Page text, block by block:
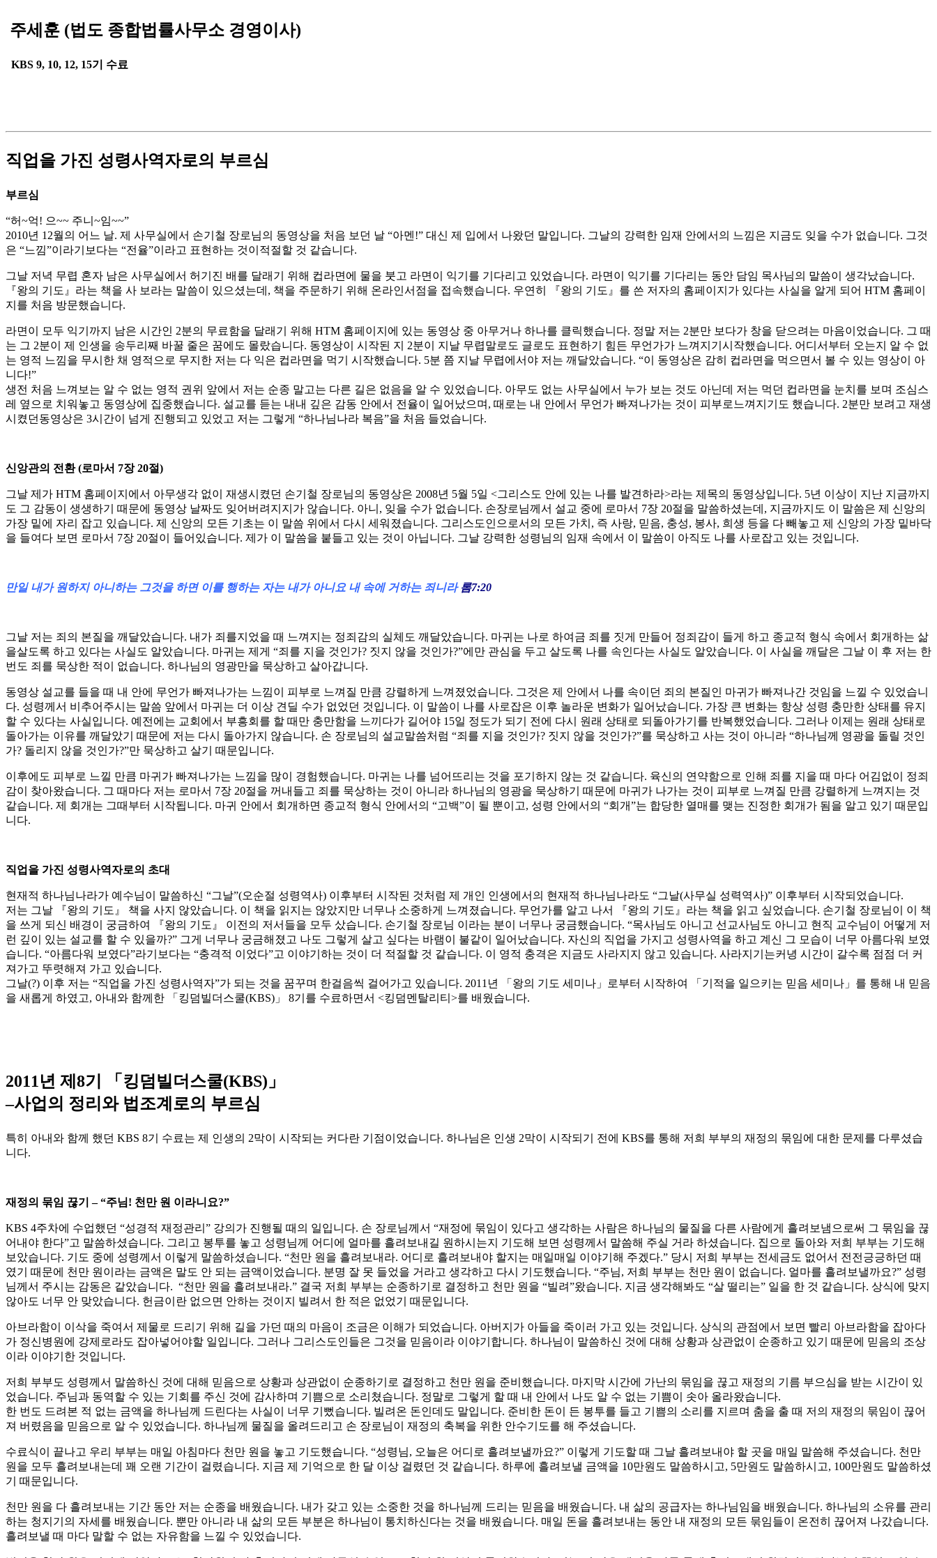
주세훈 (법도 종합법률사무소 경영이사)
KBS 9, 10, 12, 15기 수료
직업을 가진 성령사역자로의 부르심
부르심
“허~억! 으~~ 주니~임~~”
2010년 12월의 어느 날. 제 사무실에서 손기철 장로님의 동영상을 처음 보던 날 “아멘!” 대신 제 입에서 나왔던 말입니다. 그날의 강력한 임재 안에서의 느낌은 지금도 잊을 수가 없습니다. 그것
은 “느낌”이라기보다는 “전율”이라고 표현하는 것이적절할 것 같습니다.
그날 저녁 무렵 혼자 남은 사무실에서 허기진 배를 달래기 위해 컵라면에 물을 붓고 라면이 익기를 기다리고 있었습니다. 라면이 익기를 기다리는 동안 담임 목사님의 말씀이 생각났습니다.
『왕의 기도』라는 책을 사 보라는 말씀이 있으셨는데, 책을 주문하기 위해 온라인서점을 접속했습니다. 우연히 『왕의 기도』를 쓴 저자의 홈페이지가 있다는 사실을 알게 되어 HTM 홈페이
지를 처음 방문했습니다.
라면이 모두 익기까지 남은 시간인 2분의 무료함을 달래기 위해 HTM 홈페이지에 있는 동영상 중 아무거나 하나를 클릭했습니다. 정말 저는 2분만 보다가 창을 닫으려는 마음이었습니다. 그 때
는 그 2분이 제 인생을 송두리째 바꿀 줄은 꿈에도 몰랐습니다. 동영상이 시작된 지 2분이 지날 무렵말로도 글로도 표현하기 힘든 무언가가 느껴지기시작했습니다. 어디서부터 오는지 알 수 없
는 영적 느낌을 무시한 채 영적으로 무지한 저는 다 익은 컵라면을 먹기 시작했습니다. 5분 쯤 지날 무렵에서야 저는 깨달았습니다. “이 동영상은 감히 컵라면을 먹으면서 볼 수 있는 영상이 아
니다!”
생전 처음 느껴보는 알 수 없는 영적 권위 앞에서 저는 순종 말고는 다른 길은 없음을 알 수 있었습니다. 아무도 없는 사무실에서 누가 보는 것도 아닌데 저는 먹던 컵라면을 눈치를 보며 조심스
레 옆으로 치워놓고 동영상에 집중했습니다. 설교를 듣는 내내 깊은 감동 안에서 전율이 일어났으며, 때로는 내 안에서 무언가 빠져나가는 것이 피부로느껴지기도 했습니다. 2분만 보려고 재생
시켰던동영상은 3시간이 넘게 진행되고 있었고 저는 그렇게 “하나님나라 복음”을 처음 들었습니다.
신앙관의 전환 (로마서 7장 20절)
그날 제가 HTM 홈페이지에서 아무생각 없이 재생시켰던 손기철 장로님의 동영상은 2008년 5월 5일 <그리스도 안에 있는 나를 발견하라>라는 제목의 동영상입니다. 5년 이상이 지난 지금까지
도 그 감동이 생생하기 때문에 동영상 날짜도 잊어버려지지가 않습니다. 아니, 잊을 수가 없습니다. 손장로님께서 설교 중에 로마서 7장 20절을 말씀하셨는데, 지금까지도 이 말씀은 제 신앙의
가장 밑에 자리 잡고 있습니다. 제 신앙의 모든 기초는 이 말씀 위에서 다시 세워졌습니다. 그리스도인으로서의 모든 가치, 즉 사랑, 믿음, 충성, 봉사, 희생 등을 다 빼놓고 제 신앙의 가장 밑바닥
을 들여다 보면 로마서 7장 20절이 들어있습니다. 제가 이 말씀을 붙들고 있는 것이 아닙니다. 그날 강력한 성령님의 임재 속에서 이 말씀이 아직도 나를 사로잡고 있는 것입니다.
만일 내가 원하지 아니하는 그것을 하면 이를 행하는 자는 내가 아니요 내 속에 거하는 죄니라 롬7:20
그날 저는 죄의 본질을 깨달았습니다. 내가 죄를지었을 때 느껴지는 정죄감의 실체도 깨달았습니다. 마귀는 나로 하여금 죄를 짓게 만들어 정죄감이 들게 하고 종교적 형식 속에서 회개하는 삶
을살도록 하고 있다는 사실도 알았습니다. 마귀는 제게 “죄를 지을 것인가? 짓지 않을 것인가?”에만 관심을 두고 살도록 나를 속인다는 사실도 알았습니다. 이 사실을 깨달은 그날 이 후 저는 한
번도 죄를 묵상한 적이 없습니다. 하나님의 영광만을 묵상하고 살아갑니다.
동영상 설교를 들을 때 내 안에 무언가 빠져나가는 느낌이 피부로 느껴질 만큼 강렬하게 느껴졌었습니다. 그것은 제 안에서 나를 속이던 죄의 본질인 마귀가 빠져나간 것임을 느낄 수 있었습니
다. 성령께서 비추어주시는 말씀 앞에서 마귀는 더 이상 견딜 수가 없었던 것입니다. 이 말씀이 나를 사로잡은 이후 놀라운 변화가 일어났습니다. 가장 큰 변화는 항상 성령 충만한 상태를 유지
할 수 있다는 사실입니다. 예전에는 교회에서 부흥회를 할 때만 충만함을 느끼다가 길어야 15일 정도가 되기 전에 다시 원래 상태로 되돌아가기를 반복했었습니다. 그러나 이제는 원래 상태로
돌아가는 이유를 깨달았기 때문에 저는 다시 돌아가지 않습니다. 손 장로님의 설교말씀처럼 “죄를 지을 것인가? 짓지 않을 것인가?”를 묵상하고 사는 것이 아니라 “하나님께 영광을 돌릴 것인
가? 돌리지 않을 것인가?”만 묵상하고 살기 때문입니다.
이후에도 피부로 느낄 만큼 마귀가 빠져나가는 느낌을 많이 경험했습니다. 마귀는 나를 넘어뜨리는 것을 포기하지 않는 것 같습니다. 육신의 연약함으로 인해 죄를 지을 때 마다 어김없이 정죄
감이 찾아왔습니다. 그 때마다 저는 로마서 7장 20절을 꺼내들고 죄를 묵상하는 것이 아니라 하나님의 영광을 묵상하기 때문에 마귀가 나가는 것이 피부로 느껴질 만큼 강렬하게 느껴지는 것
같습니다. 제 회개는 그때부터 시작됩니다. 마귀 안에서 회개하면 종교적 형식 안에서의 “고백”이 될 뿐이고, 성령 안에서의 “회개”는 합당한 열매를 맺는 진정한 회개가 됨을 알고 있기 때문입
니다.
직업을 가진 성령사역자로의 초대
현재적 하나님나라가 예수님이 말씀하신 “그날”(오순절 성령역사) 이후부터 시작된 것처럼 제 개인 인생에서의 현재적 하나님나라도 “그날(사무실 성력역사)” 이후부터 시작되었습니다.
저는 그날 『왕의 기도』 책을 사지 않았습니다. 이 책을 읽지는 않았지만 너무나 소중하게 느껴졌습니다. 무언가를 알고 나서 『왕의 기도』라는 책을 읽고 싶었습니다. 손기철 장로님이 이 책
을 쓰게 되신 배경이 궁금하여 『왕의 기도』 이전의 저서들을 모두 샀습니다. 손기철 장로님 이라는 분이 너무나 궁금했습니다. “목사님도 아니고 선교사님도 아니고 현직 교수님이 어떻게 저
런 깊이 있는 설교를 할 수 있을까?” 그게 너무나 궁금해졌고 나도 그렇게 살고 싶다는 바램이 불같이 일어났습니다. 자신의 직업을 가지고 성령사역을 하고 계신 그 모습이 너무 아름다워 보였
습니다. “아름다워 보였다”라기보다는 “충격적 이었다”고 이야기하는 것이 더 적절할 것 같습니다. 이 영적 충격은 지금도 사라지지 않고 있습니다. 사라지기는커녕 시간이 갈수록 점점 더 커
져가고 뚜렷해져 가고 있습니다.
그날(?) 이후 저는 “직업을 가진 성령사역자”가 되는 것을 꿈꾸며 한걸음씩 걸어가고 있습니다. 2011년 「왕의 기도 세미나」로부터 시작하여 「기적을 일으키는 믿음 세미나」를 통해 내 믿음
을 새롭게 하였고, 아내와 함께한 「킹덤빌더스쿨(KBS)」 8기를 수료하면서 <킹덤멘탈리티>를 배웠습니다.
2011년 제8기 「킹덤빌더스쿨(KBS)」
–사업의 정리와 법조계로의 부르심
특히 아내와 함께 했던 KBS 8기 수료는 제 인생의 2막이 시작되는 커다란 기점이었습니다. 하나님은 인생 2막이 시작되기 전에 KBS를 통해 저희 부부의 재정의 묶임에 대한 문제를 다루셨습
니다.
재정의 묶임 끊기 – “주님! 천만 원 이라니요?”
KBS 4주차에 수업했던 “성경적 재정관리” 강의가 진행될 때의 일입니다. 손 장로님께서 “재정에 묶임이 있다고 생각하는 사람은 하나님의 물질을 다른 사람에게 흘려보냄으로써 그 묶임을 끊
어내야 한다”고 말씀하셨습니다. 그리고 봉투를 놓고 성령님께 어디에 얼마를 흘려보내길 원하시는지 기도해 보면 성령께서 말씀해 주실 거라 하셨습니다. 집으로 돌아와 저희 부부는 기도해
보았습니다. 기도 중에 성령께서 이렇게 말씀하셨습니다. “천만 원을 흘려보내라. 어디로 흘려보내야 할지는 매일매일 이야기해 주겠다.” 당시 저희 부부는 전세금도 없어서 전전긍긍하던 때
였기 때문에 천만 원이라는 금액은 말도 안 되는 금액이었습니다. 분명 잘 못 들었을 거라고 생각하고 다시 기도했습니다. “주님, 저희 부부는 천만 원이 없습니다. 얼마를 흘려보낼까요?” 성령
님께서 주시는 감동은 같았습니다. “천만 원을 흘려보내라.” 결국 저희 부부는 순종하기로 결정하고 천만 원을 “빌려”왔습니다. 지금 생각해봐도 “살 떨리는” 일을 한 것 같습니다. 상식에 맞지
않아도 너무 안 맞았습니다. 헌금이란 없으면 안하는 것이지 빌려서 한 적은 없었기 때문입니다.
아브라함이 이삭을 죽여서 제물로 드리기 위해 길을 가던 때의 마음이 조금은 이해가 되었습니다. 아버지가 아들을 죽이러 가고 있는 것입니다. 상식의 관점에서 보면 빨리 아브라함을 잡아다
가 정신병원에 강제로라도 잡아넣어야할 일입니다. 그러나 그리스도인들은 그것을 믿음이라 이야기합니다. 하나님이 말씀하신 것에 대해 상황과 상관없이 순종하고 있기 때문에 믿음의 조상
이라 이야기한 것입니다.
저희 부부도 성령께서 말씀하신 것에 대해 믿음으로 상황과 상관없이 순종하기로 결정하고 천만 원을 준비했습니다. 마지막 시간에 가난의 묶임을 끊고 재정의 기름 부으심을 받는 시간이 있
었습니다. 주님과 동역할 수 있는 기회를 주신 것에 감사하며 기쁨으로 소리쳤습니다. 정말로 그렇게 할 때 내 안에서 나도 알 수 없는 기쁨이 솟아 올라왔습니다.
한 번도 드려본 적 없는 금액을 하나님께 드린다는 사실이 너무 기뻤습니다. 빌려온 돈인데도 말입니다. 준비한 돈이 든 봉투를 들고 기쁨의 소리를 지르며 춤을 출 때 저의 재정의 묶임이 끊어
져 버렸음을 믿음으로 알 수 있었습니다. 하나님께 물질을 올려드리고 손 장로님이 재정의 축복을 위한 안수기도를 해 주셨습니다.
수료식이 끝나고 우리 부부는 매일 아침마다 천만 원을 놓고 기도했습니다. “성령님, 오늘은 어디로 흘려보낼까요?” 이렇게 기도할 때 그날 흘려보내야 할 곳을 매일 말씀해 주셨습니다. 천만
원을 모두 흘려보내는데 꽤 오랜 기간이 걸렸습니다. 지금 제 기억으로 한 달 이상 걸렸던 것 같습니다. 하루에 흘려보낼 금액을 10만원도 말씀하시고, 5만원도 말씀하시고, 100만원도 말씀하셨
기 때문입니다.
천만 원을 다 흘려보내는 기간 동안 저는 순종을 배웠습니다. 내가 갖고 있는 소중한 것을 하나님께 드리는 믿음을 배웠습니다. 내 삶의 공급자는 하나님임을 배웠습니다. 하나님의 소유를 관리
하는 청지기의 자세를 배웠습니다. 뿐만 아니라 내 삶의 모든 부분은 하나님이 통치하신다는 것을 배웠습니다. 매일 돈을 흘려보내는 동안 내 재정의 모든 묶임들이 온전히 끊어져 나갔습니다.
흘려보낼 때 마다 말할 수 없는 자유함을 느낄 수 있었습니다.